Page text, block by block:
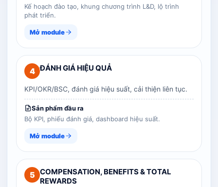
Kế hoạch đào tạo, khung chương trình L&D, lộ trình
phát triển.
Mở module
4 ĐÁNH GIÁ HIỆU QUẢ
KPI/OKR/BSC, đánh giá hiệu suất, cải thiện liên tục.
Sản phẩm đầu ra
Bộ KPI, phiếu đánh giá, dashboard hiệu suất.
Mở module
5 COMPENSATION, BENEFITS & TOTAL
REWARDS